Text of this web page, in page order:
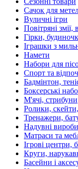
Сачок для
Вуличні ігри
Повітряні змії,
Гірки,
Іграшки з
Намети
Набори для
Спорт та
Бадмінтон,
Боксерські
М'ячі, стрибуни
Ролики,
Тренажери,
Надувні вироби
Матраси та
Ігрові центри,
Круги,
Басейни і